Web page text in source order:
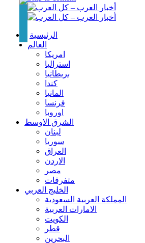
الرئيسية
العالم
امريكا
استراليا
بريطانيا
كندا
المانيا
فرنسا
اوروبا
الشرق الاوسط
لبنان
سوريا
العراق
الاردن
مصر
متفرقات
الخليج العربي
المملكة العربية السعودية
الامارات العربية
الكويت
قطر
البحرين